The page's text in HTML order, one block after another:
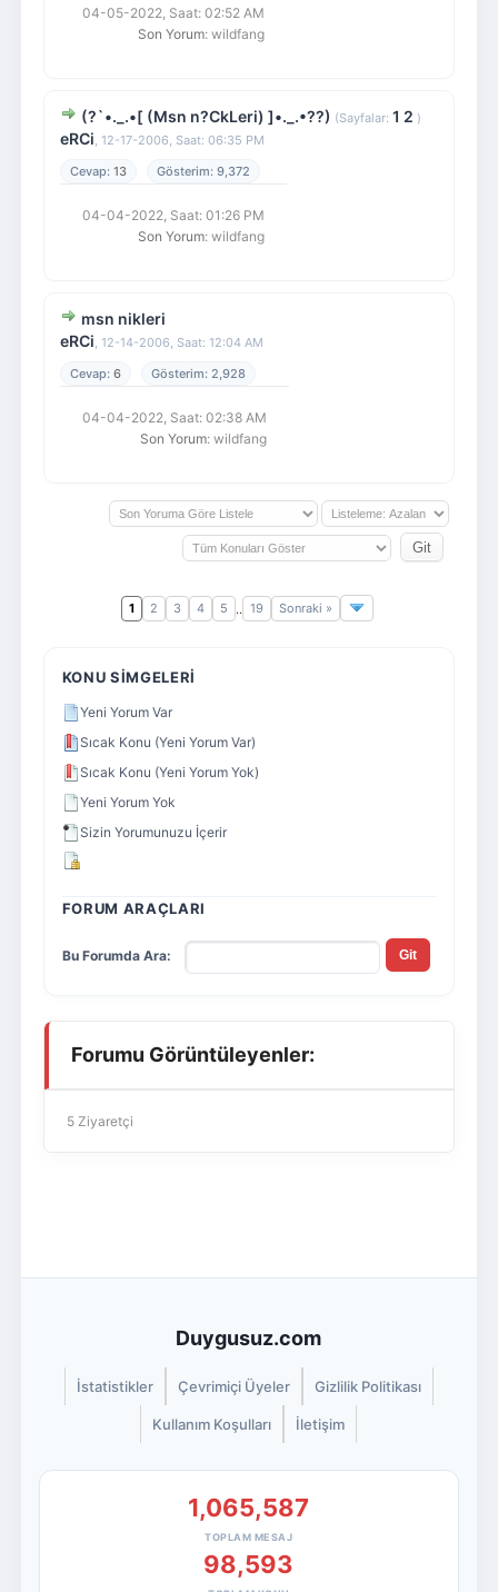
04-05-2022, Saat: 02:52 AM
Son Yorum: wildfang
(?`•._.•[ (Msn n?CkLeri) ]•._.•??) (Sayfalar: 1 2 )
eRCi, 12-17-2006, Saat: 06:35 PM
13
9,372
04-04-2022, Saat: 01:26 PM
Son Yorum: wildfang
msn nikleri
eRCi, 12-14-2006, Saat: 12:04 AM
6
2,928
04-04-2022, Saat: 02:38 AM
Son Yorum: wildfang
1 2 3 4 5 .. 19 Sonraki »
KONU SIMGELERI
Yeni Yorum Var
Sıcak Konu (Yeni Yorum Var)
Sıcak Konu (Yeni Yorum Yok)
Yeni Yorum Yok
Sizin Yorumunuzu İçerir
FORUM ARAÇLARI
Bu Forumda Ara:
Forumu Görüntüleyenler:
5 Ziyaretçi
Duygusuz.com
İstatistikler Çevrimiçi Üyeler Gizlilik Politikası
Kullanım Koşulları İletişim
1,065,587
TOPLAM MESAJ
98,593